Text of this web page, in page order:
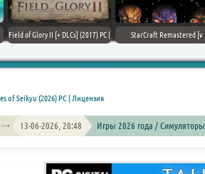
Field of Glory II [+ DLCs] (2017) PC |
StarCraft Remastered [v
of Seikyu (2026) PC | Лицензия
13-06-2026, 20:48 Игры 2026 года / Симуляторы